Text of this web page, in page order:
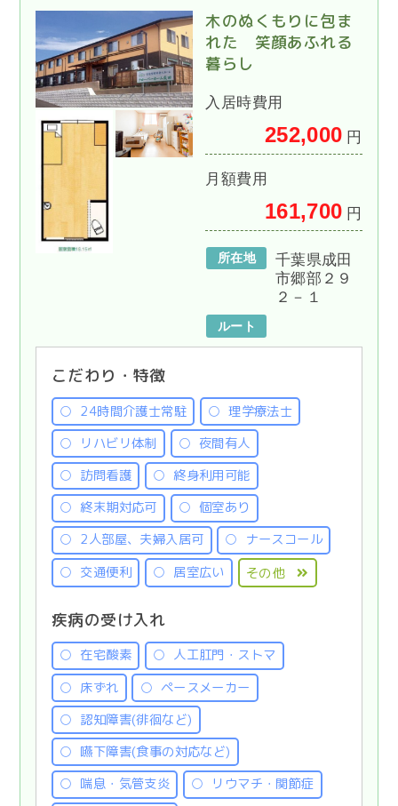
木のぬくもりに包ま
れた 笑顔あふれる
暮らし
入居時費用
252,000 円
月額費用
161,700 円
所在地
千葉県成田
市郷部２９
２－１
ルート
こだわり・特徴
24時間介護士常駐
理学療法士
リハビリ体制
夜間有人
訪問看護
終身利用可能
終末期対応可
個室あり
2人部屋、夫婦入居可
ナースコール
交通便利
居室広い その他
疾病の受け入れ
在宅酸素
人工肛門・ストマ
床ずれ
ペースメーカー
認知障害(徘徊など)
嚥下障害(食事の対応など)
喘息・気管支炎
リウマチ・関節症